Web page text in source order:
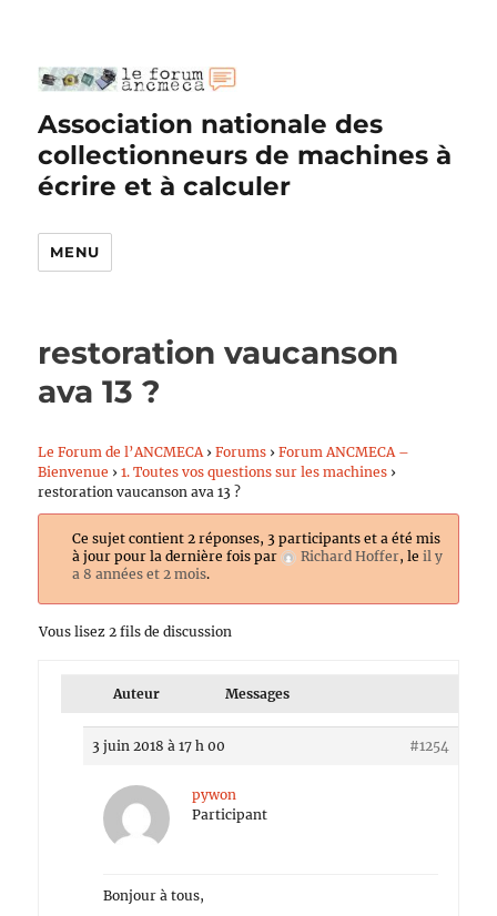
Association nationale des
collectionneurs de machines à
écrire et à calculer
MENU
restoration vaucanson
ava 13 ?
Le Forum de l’ANCMECA › Forums › Forum ANCMECA –
Bienvenue › 1. Toutes vos questions sur les machines ›
restoration vaucanson ava 13 ?
Ce sujet contient 2 réponses, 3 participants et a été mis
à jour pour la dernière fois par
Richard Hoffer, le il y
a 8 années et 2 mois.
Vous lisez 2 fils de discussion
Auteur Messages
3 juin 2018 à 17 h 00 #1254
pywon
Participant
Bonjour à tous,